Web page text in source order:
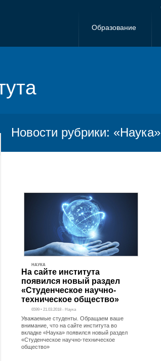
Образование
Новости рубрики: «Наука»
НАУКА
На сайте института
появился новый раздел
«Студенческое научно-
техническое общество»
6599 • 21.03.2018 - Наука
Уважаемые студенты. Обращаем ваше
внимание, что на сайте института во
вкладке «Наука» появился новый раздел
«Студенческое научно-техническое
общество»